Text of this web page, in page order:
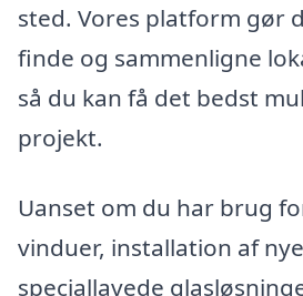
sted. Vores platform gør
finde og sammenligne
så du kan få det bedst
projekt.
Uanset om du har brug
vinduer, installation af
speciallavede